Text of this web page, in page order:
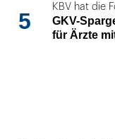
5
KBV hat die
GKV-
für Ärzte